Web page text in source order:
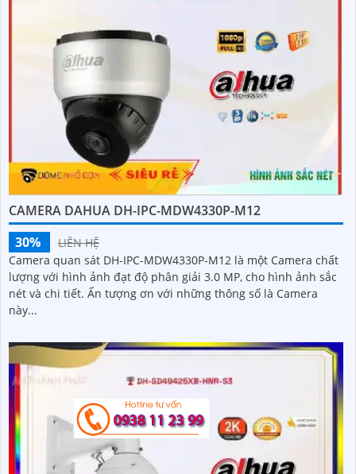
CAMERA DAHUA DH-IPC-MDW4330P-M12
30%
LIÊN HỆ
Camera quan sát DH-IPC-MDW4330P-M12 là một Camera chất
lượng với hình ảnh đạt độ phân giải 3.0 MP, cho hình ảnh sắc
nét và chi tiết. Ấn tượng ơn với những thông số là Camera
này...